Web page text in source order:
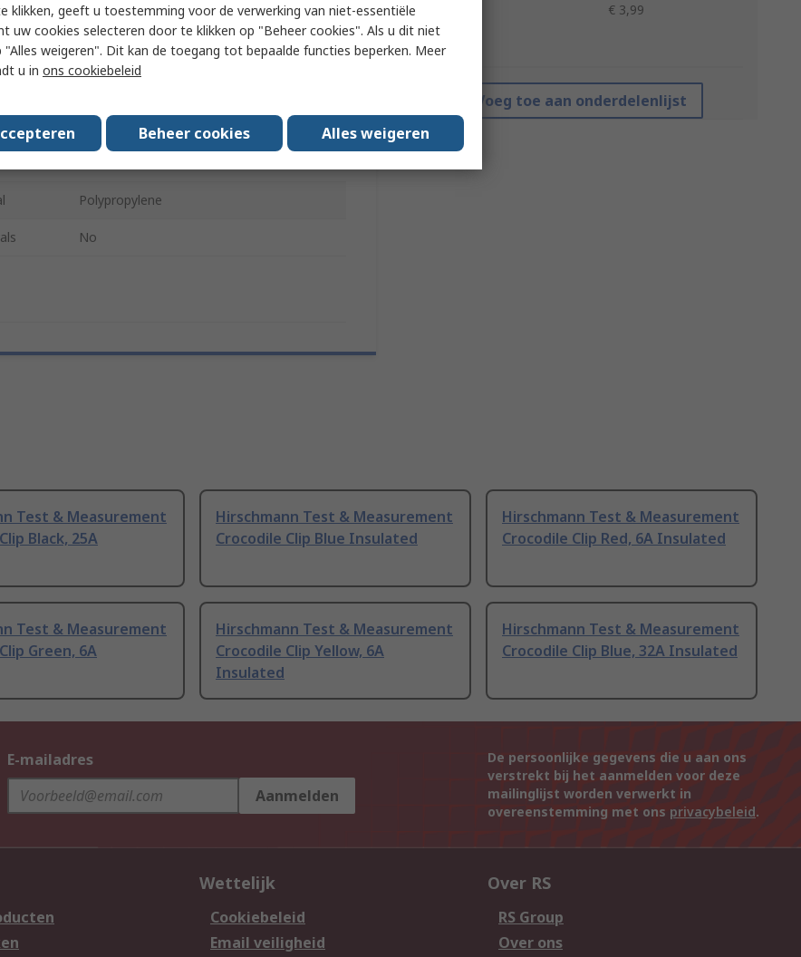
€ 3,99
*prijsindicatie
Voeg toe aan onderdelenlijst
9.5mm
Brass
Polypropylene
No
Test & Measurement
Black, 25A
Hirschmann Test & Measurement
Crocodile Clip Blue Insulated
Hirschmann Test & Measurement
Crocodile Clip Red, 6A Insulated
Test & Measurement
Green, 6A
Hirschmann Test & Measurement
Crocodile Clip Yellow, 6A
Insulated
Hirschmann Test & Measurement
Crocodile Clip Blue, 32A Insulated
E-mailadres
Aanmelden
De persoonlijke gegevens die u aan ons
verstrekt bij het aanmelden voor deze
mailinglijst worden verwerkt in
overeenstemming met ons privacybeleid.
Wettelijk
Cookiebeleid
Email veiligheid
Over RS
RS Group
Over ons
klikken, geeft u toestemming voor de verwerking van niet-essentiële
uw cookies selecteren door te klikken op "Beheer cookies". Als u dit niet
weigeren". Dit kan de toegang tot bepaalde functies beperken. Meer
u in ons cookiebeleid
Beheer cookies Alles weigeren